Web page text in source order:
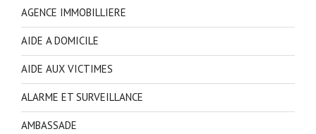
AGENCE IMMOBILLIERE
AIDE A DOMICILE
AIDE AUX VICTIMES
ALARME ET SURVEILLANCE
AMBASSADE